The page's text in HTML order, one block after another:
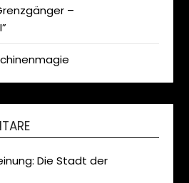
–
Die Stadt der